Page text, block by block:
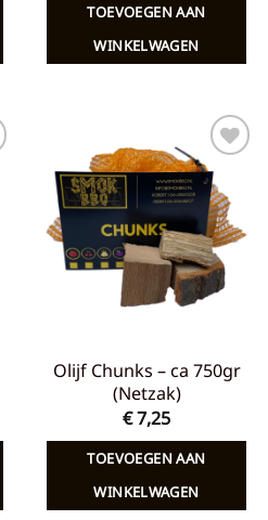
TOEVOEGEN AAN
WINKELWAGEN
Toevoegen
aan
verlanglijst
Olijf Chunks – ca 750gr
(Netzak)
€7,25
TOEVOEGEN AAN
WINKELWAGEN